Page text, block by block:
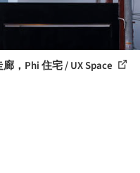
，Phi 住宅 / UX Space